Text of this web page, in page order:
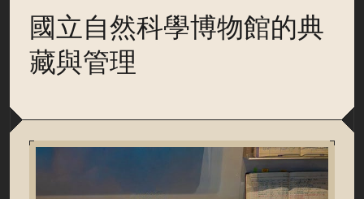
國立自然科學博物館的典
藏與管理